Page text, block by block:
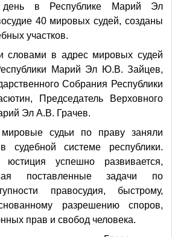
день в Республике Марий Эл
40 мировых судей, созданы
участков.
словами в адрес мировых судей
Марий Эл Ю.В. Зайцев,
Собрания Республики
Председатель Верховного
Эл А.В. Грачев.
судьи по праву заняли
судебной системе республики.
успешно развивается,
поставленные задачи по
правосудия, быстрому,
разрешению споров,
прав и свобод человека.